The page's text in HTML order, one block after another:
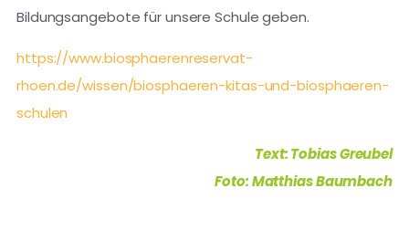
Bildungsangebote für unsere Schule geben.
https://www.biosphaerenreservat-
rhoen.de/wissen/biosphaeren-kitas-und-biosphaeren-
schulen
Text: Tobias Greubel
Foto: Matthias Baumbach